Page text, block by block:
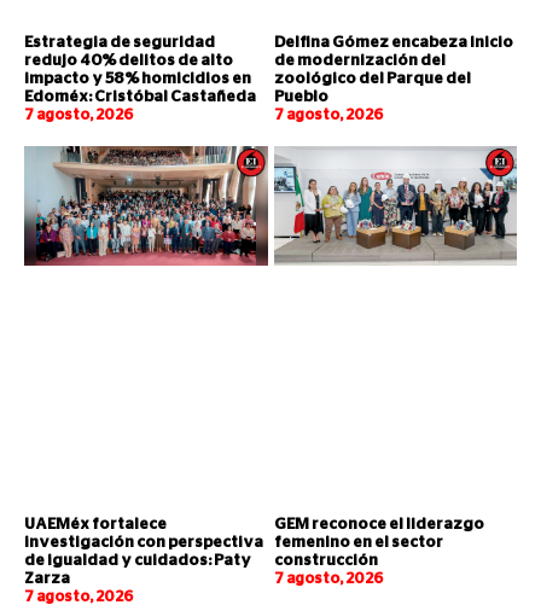
Estrategia de seguridad
redujo 40% delitos de alto
impacto y 58% homicidios en
Edoméx: Cristóbal Castañeda
7 agosto, 2026
Delfina Gómez encabeza inicio
de modernización del
zoológico del Parque del
Pueblo
7 agosto, 2026
UAEMéx fortalece
investigación con perspectiva
de igualdad y cuidados: Paty
Zarza
7 agosto, 2026
GEM reconoce el liderazgo
femenino en el sector
construcción
7 agosto, 2026